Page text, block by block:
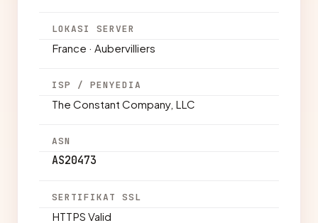
LOKASI SERVER
France · Aubervilliers
ISP / PENYEDIA
The Constant Company, LLC
ASN
AS20473
SERTIFIKAT SSL
HTTPS Valid